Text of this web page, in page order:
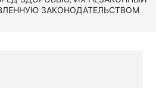
ЗАКОНОДАТЕЛЬСТВОМ